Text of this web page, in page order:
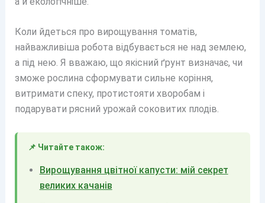
Коли йдеться про вирощування томатів,
найважливіша робота відбувається не над землею,
а під нею. Я вважаю, що якісний ґрунт визначає, чи
зможе рослина сформувати сильне коріння,
витримати спеку, протистояти хворобам і
подарувати рясний урожай соковитих плодів.
📌 Читайте також:
Вирощування цвітної капусти: мій секрет
великих качанів